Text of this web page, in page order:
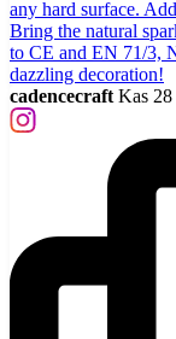
cadencecraft Kas 28